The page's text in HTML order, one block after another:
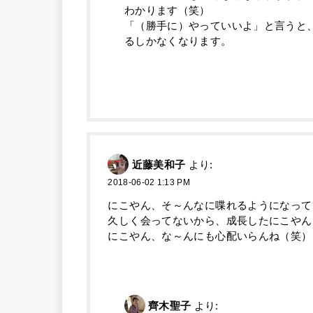
わかります（笑）
「（勝手に）やっていいよ」と言う
るしかなくなります。
近藤美和子 より:
2018-06-02 1:13 PM
にこやん、そ～んなに喋れるようになっ
久しく会ってないから、成長したにこや
にこやん、な～んにも心配いらんね（笑）
齊木聖子 より: